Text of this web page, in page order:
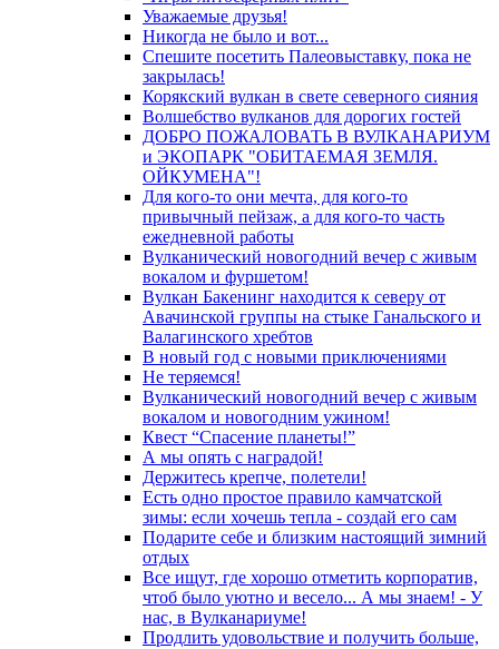
Уважаемые друзья!
Никогда не было и вот...
Спешите посетить Палеовыставку, пока не
закрылась!
Корякский вулкан в свете северного сияния
Волшебство вулканов для дорогих гостей
ДОБРО ПОЖАЛОВАТЬ В ВУЛКАНАРИУМ
и ЭКОПАРК "ОБИТАЕМАЯ ЗЕМЛЯ.
ОЙКУМЕНА"!
Для кого-то они мечта, для кого-то
привычный пейзаж, а для кого-то часть
ежедневной работы
Вулканический новогодний вечер с живым
вокалом и фуршетом!
Вулкан Бакенинг находится к северу от
Авачинской группы на стыке Ганальского и
Валагинского хребтов
В новый год с новыми приключениями
Не теряемся!
Вулканический новогодний вечер с живым
вокалом и новогодним ужином!
Квест “Спасение планеты!”
А мы опять с наградой!
Держитесь крепче, полетели!
Есть одно простое правило камчатской
зимы: если хочешь тепла - создай его сам
Подарите себе и близким настоящий зимний
отдых
Все ищут, где хорошо отметить корпоратив,
чтоб было уютно и весело... А мы знаем! - У
нас, в Вулканариуме!
Продлить удовольствие и получить больше,